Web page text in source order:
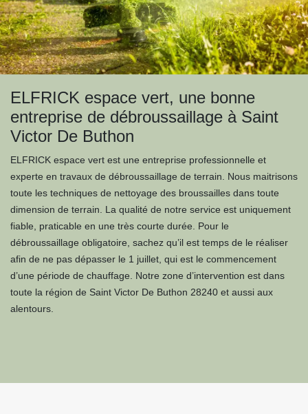
ELFRICK espace vert, une bonne
entreprise de débroussaillage à Saint
Victor De Buthon
ELFRICK espace vert est une entreprise professionnelle et
experte en travaux de débroussaillage de terrain. Nous maitrisons
toute les techniques de nettoyage des broussailles dans toute
dimension de terrain. La qualité de notre service est uniquement
fiable, praticable en une très courte durée. Pour le
débroussaillage obligatoire, sachez qu’il est temps de le réaliser
afin de ne pas dépasser le 1 juillet, qui est le commencement
d’une période de chauffage. Notre zone d’intervention est dans
toute la région de Saint Victor De Buthon 28240 et aussi aux
alentours.